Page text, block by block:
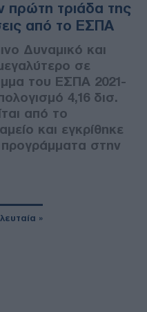
πρώτη τριάδα της
από το ΕΣΠΑ
Δυναμικό και
σε
του ΕΣΠΑ 2021-
4,16 δισ.
από το
και εγκρίθηκε
στην
»